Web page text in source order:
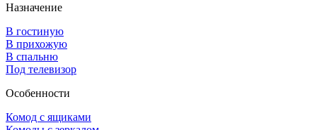
Назначение
В гостиную
В прихожую
В спальню
Под телевизор
Особенности
Комод с ящиками